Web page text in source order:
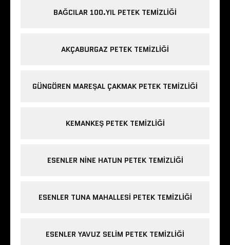
BAĞCILAR 100.YIL PETEK TEMIZLIĞI
AKÇABURGAZ PETEK TEMIZLIĞI
GÜNGÖREN MAREŞAL ÇAKMAK PETEK TEMIZLIĞI
KEMANKEŞ PETEK TEMIZLIĞI
ESENLER NINE HATUN PETEK TEMIZLIĞI
ESENLER TUNA MAHALLESI PETEK TEMIZLIĞI
ESENLER YAVUZ SELIM PETEK TEMIZLIĞI